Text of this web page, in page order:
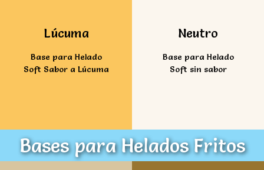
Lúcuma
Base para Helado
Soft Sabor a Lúcuma
Neutro
Base para Helado
Soft sin sabor
Bases para Helados Fritos